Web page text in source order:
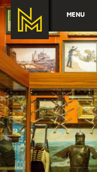
MENU